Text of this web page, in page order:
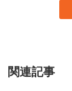
関連記事